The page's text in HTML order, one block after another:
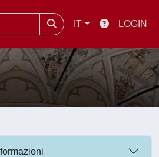
IT LOGIN